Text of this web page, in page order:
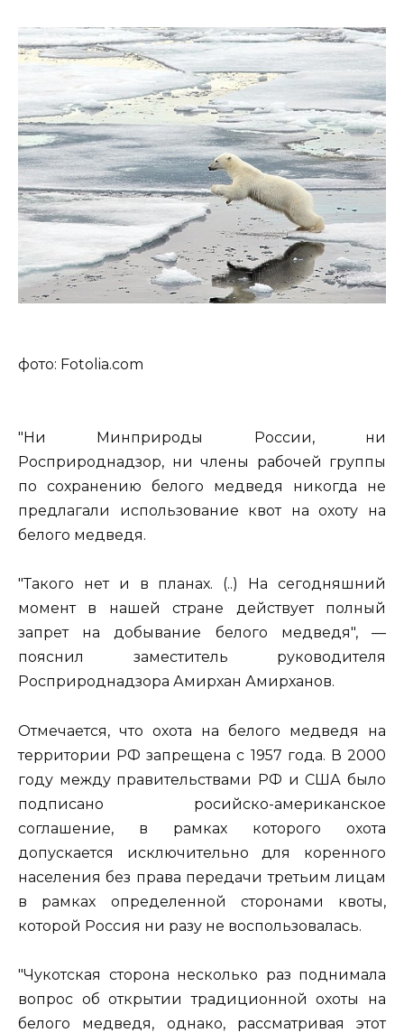
фото: Fotolia.com
"Ни Минприроды России, ни
Росприроднадзор, ни члены рабочей группы
по сохранению белого медведя никогда не
предлагали использование квот на охоту на
белого медведя.
"Такого нет и в планах. (..) На сегодняшний
момент в нашей стране действует полный
запрет на добывание белого медведя", —
пояснил заместитель руководителя
Росприроднадзора Амирхан Амирханов.
Отмечается, что охота на белого медведя на
территории РФ запрещена с 1957 года. В 2000
году между правительствами РФ и США было
подписано росийско-американское
соглашение, в рамках которого охота
допускается исключительно для коренного
населения без права передачи третьим лицам
в рамках определенной сторонами квоты,
которой Россия ни разу не воспользовалась.
"Чукотская сторона несколько раз поднимала
вопрос об открытии традиционной охоты на
белого медведя, однако, рассматривая этот